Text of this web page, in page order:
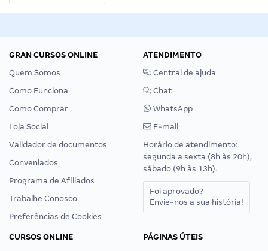
GRAN CURSOS ONLINE
Quem Somos
Como Funciona
Como Comprar
Loja Social
Validador de documentos
Conveniados
Programa de Afiliados
Trabalhe Conosco
Preferências de Cookies
ATENDIMENTO
Central de ajuda
Chat
WhatsApp
E-mail
Horário de atendimento:
segunda a sexta (8h às 20h),
sábado (9h às 13h).
Foi aprovado?
Envie-nos a sua história!
CURSOS ONLINE
PÁGINAS ÚTEIS